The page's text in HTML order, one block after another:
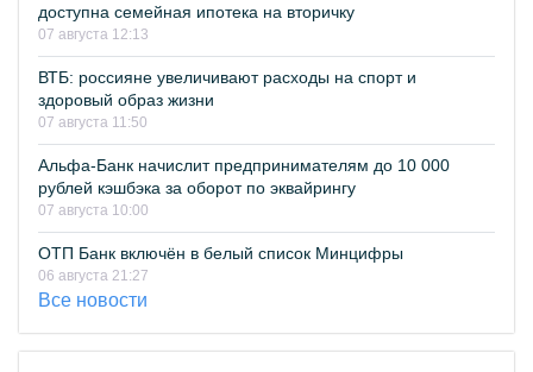
доступна семейная ипотека на вторичку
07 августа 12:13
ВТБ: россияне увеличивают расходы на спорт и
здоровый образ жизни
07 августа 11:50
Альфа-Банк начислит предпринимателям до 10 000
рублей кэшбэка за оборот по эквайрингу
07 августа 10:00
ОТП Банк включён в белый список Минцифры
06 августа 21:27
Все новости